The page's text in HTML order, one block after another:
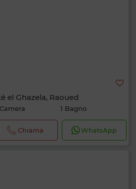
el Ghazela, Raoued
1 Bagno
Chiama WhatsApp